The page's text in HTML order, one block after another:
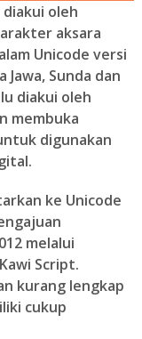
diakui oleh
aksara
Unicode versi
Jawa, Sunda dan
diakui oleh
membuka
digunakan
ke Unicode
melalui
Script.
kurang lengkap
cukup